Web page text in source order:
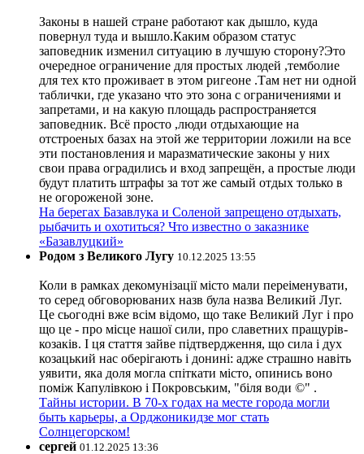
Законы в нашей стране работают как дышло, куда
повернул туда и вышло.Каким образом статус
заповедник изменил ситуацию в лучшую сторону?Это
очередное ограничение для простых людей ,темболие
для тех кто проживает в этом ригеоне .Там нет ни одной
таблички, где указано что это зона с ограничениями и
запретами, и на какую площадь распространяется
заповедник. Всё просто ,люди отдыхающие на
отстроеных базах на этой же территории ложили на все
эти постановления и маразматические законы у них
свои права оградились и вход запрещён, а простые люди
будут платить штрафы за тот же самый отдых только в
не огороженой зоне.
На берегах Базавлука и Соленой запрещено отдыхать,
рыбачить и охотиться? Что известно о заказнике
«Базавлуцкий»
Родом з Великого Лугу 10.12.2025 13:55
Коли в рамках декомунізації місто мали переіменувати,
то серед обговорюваних назв була назва Великий Луг.
Це сьогодні вже всім відомо, що таке Великий Луг і про
що це - про місце нашої сили, про славетних пращурів-
козаків. І ця стаття зайве підтвердження, що сила і дух
козацький нас оберігають і донині: адже страшно навіть
уявити, яка доля могла спіткати місто, опинись воно
поміж Капулівкою і Покровським, "біля води ©" .
Тайны истории. В 70-х годах на месте города могли
быть карьеры, а Орджоникидзе мог стать
Солнцегорском!
сергей 01.12.2025 13:36